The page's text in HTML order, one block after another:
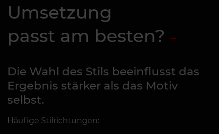
Umsetzung
passt am besten?
Die Wahl des Stils beeinflusst das
Ergebnis stärker als das Motiv
selbst.
Häufige Stilrichtungen: